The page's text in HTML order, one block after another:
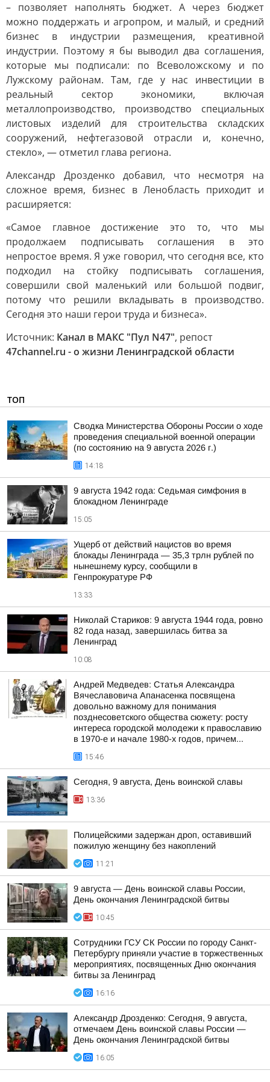
– позволяет наполнять бюджет. А через бюджет
можно поддержать и агропром, и малый, и средний
бизнес в индустрии размещения, креативной
индустрии. Поэтому я бы выводил два соглашения,
которые мы подписали: по Всеволожскому и по
Лужскому районам. Там, где у нас инвестиции в
реальный сектор экономики, включая
металлопроизводство, производство специальных
листовых изделий для строительства складских
сооружений, нефтегазовой отрасли и, конечно,
стекло», — отметил глава региона.
Александр Дрозденко добавил, что несмотря на
сложное время, бизнес в Ленобласть приходит и
расширяется:
«Самое главное достижение это то, что мы
продолжаем подписывать соглашения в это
непростое время. Я уже говорил, что сегодня все, кто
подходил на стойку подписывать соглашения,
совершили свой маленький или большой подвиг,
потому что решили вкладывать в производство.
Сегодня это наши герои труда и бизнеса».
Источник: Канал в МАКС "Пул N47", репост
47channel.ru - о жизни Ленинградской области
ТОП
Сводка Министерства Обороны России о ходе
проведения специальной военной операции
(по состоянию на 9 августа 2026 г.)
14:18
9 августа 1942 года: Седьмая симфония в
блокадном Ленинграде
15:05
Ущерб от действий нацистов во время
блокады Ленинграда — 35,3 трлн рублей по
нынешнему курсу, сообщили в
Генпрокуратуре РФ
13:33
Николай Стариков: 9 августа 1944 года, ровно
82 года назад, завершилась битва за
Ленинград
10:08
Андрей Медведев: Статья Александра
Вячеславовича Апанасенка посвящена
довольно важному для понимания
позднесоветского общества сюжету: росту
интереса городской молодежи к православию
в 1970-е и начале 1980-х годов, причем...
15:46
Сегодня, 9 августа, День воинской славы
13:36
Полицейскими задержан дроп, оставивший
пожилую женщину без накоплений
11:21
9 августа — День воинской славы России,
День окончания Ленинградской битвы
10:45
Сотрудники ГСУ СК России по городу Санкт-
Петербургу приняли участие в торжественных
мероприятиях, посвященных Дню окончания
битвы за Ленинград
16:16
Александр Дрозденко: Сегодня, 9 августа,
отмечаем День воинской славы России —
День окончания Ленинградской битвы
16:05